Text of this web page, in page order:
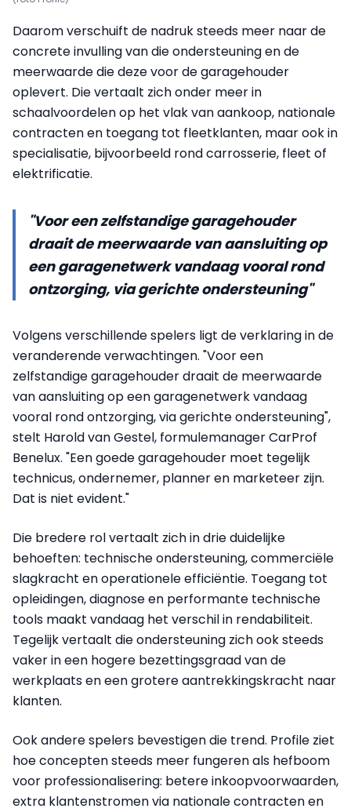
Daarom verschuift de nadruk steeds meer naar de
concrete invulling van die ondersteuning en de
meerwaarde die deze voor de garagehouder
oplevert. Die vertaalt zich onder meer in
schaalvoordelen op het vlak van aankoop, nationale
contracten en toegang tot fleetklanten, maar ook in
specialisatie, bijvoorbeeld rond carrosserie, fleet of
elektrificatie.
"Voor een zelfstandige garagehouder
draait de meerwaarde van aansluiting op
een garagenetwerk vandaag vooral rond
ontzorging, via gerichte ondersteuning"
Volgens verschillende spelers ligt de verklaring in de
veranderende verwachtingen. "Voor een
zelfstandige garagehouder draait de meerwaarde
van aansluiting op een garagenetwerk vandaag
vooral rond ontzorging, via gerichte ondersteuning",
stelt Harold van Gestel, formulemanager CarProf
Benelux. "Een goede garagehouder moet tegelijk
technicus, ondernemer, planner en marketeer zijn.
Dat is niet evident."
Die bredere rol vertaalt zich in drie duidelijke
behoeften: technische ondersteuning, commerciële
slagkracht en operationele efficiëntie. Toegang tot
opleidingen, diagnose en performante technische
tools maakt vandaag het verschil in rendabiliteit.
Tegelijk vertaalt die ondersteuning zich ook steeds
vaker in een hogere bezettingsgraad van de
werkplaats en een grotere aantrekkingskracht naar
klanten.
Ook andere spelers bevestigen die trend. Profile ziet
hoe concepten steeds meer fungeren als hefboom
voor professionalisering: betere inkoopvoorwaarden,
extra klantenstromen via nationale contracten en